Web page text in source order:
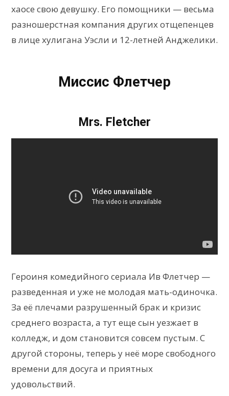
хаосе свою девушку. Его помощники — весьма
разношерстная компания других отщепенцев
в лице хулигана Уэсли и 12-летней Анджелики.
Миссис Флетчер
Mrs. Fletcher
Героиня комедийного сериала Ив Флетчер —
разведенная и уже не молодая мать-одиночка.
За её плечами разрушенный брак и кризис
среднего возраста, а тут еще сын уезжает в
колледж, и дом становится совсем пустым. С
другой стороны, теперь у неё море свободного
времени для досуга и приятных
удовольствий.